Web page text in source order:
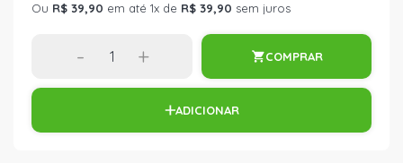
Ou R$ 39,90 em até 1x de R$ 39,90 sem juros
- + COMPRAR
ADICIONAR